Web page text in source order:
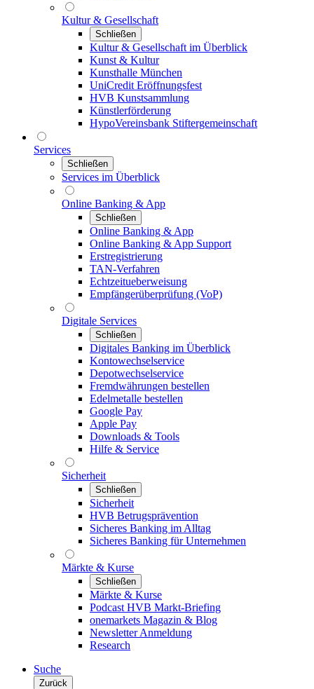
Kultur & Gesellschaft
Schließen
Kultur & Gesellschaft im Überblick
Kunst & Kultur
Kunsthalle München
UniCredit Eröffnungsfest
HVB Kunstsammlung
Künstlerförderung
HypoVereinsbank Stiftergemeinschaft
Services
Schließen
Services im Überblick
Online Banking & App
Schließen
Online Banking & App
Online Banking & App Support
Erstregistrierung
TAN-Verfahren
Echtzeitueberweisung
Empfängerüberprüfung (VoP)
Digitale Services
Schließen
Digitales Banking im Überblick
Kontowechselservice
Depotwechselservice
Fremdwährungen bestellen
Edelmetalle bestellen
Google Pay
Apple Pay
Downloads & Tools
Hilfe & Service
Sicherheit
Schließen
Sicherheit
HVB Betrugsprävention
Sicheres Banking im Alltag
Sicheres Banking für Unternehmen
Märkte & Kurse
Schließen
Märkte & Kurse
Podcast HVB Markt-Briefing
onemarkets Magazin & Blog
Newsletter Anmeldung
Research
Suche
Zurück